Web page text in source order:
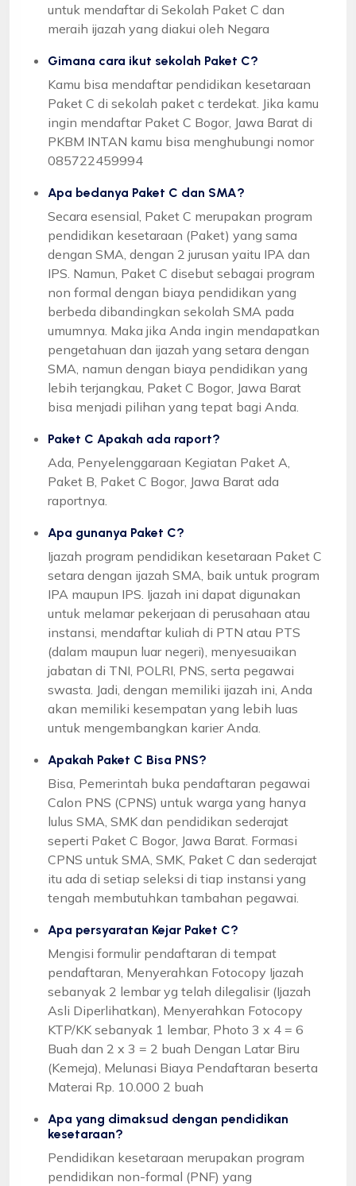
untuk mendaftar di Sekolah Paket C dan
meraih ijazah yang diakui oleh Negara
Gimana cara ikut sekolah Paket C?
Kamu bisa mendaftar pendidikan kesetaraan
Paket C di sekolah paket c terdekat. Jika kamu
ingin mendaftar Paket C Bogor, Jawa Barat di
PKBM INTAN kamu bisa menghubungi nomor
085722459994
Apa bedanya Paket C dan SMA?
Secara esensial, Paket C merupakan program
pendidikan kesetaraan (Paket) yang sama
dengan SMA, dengan 2 jurusan yaitu IPA dan
IPS. Namun, Paket C disebut sebagai program
non formal dengan biaya pendidikan yang
berbeda dibandingkan sekolah SMA pada
umumnya. Maka jika Anda ingin mendapatkan
pengetahuan dan ijazah yang setara dengan
SMA, namun dengan biaya pendidikan yang
lebih terjangkau, Paket C Bogor, Jawa Barat
bisa menjadi pilihan yang tepat bagi Anda.
Paket C Apakah ada raport?
Ada, Penyelenggaraan Kegiatan Paket A,
Paket B, Paket C Bogor, Jawa Barat ada
raportnya.
Apa gunanya Paket C?
Ijazah program pendidikan kesetaraan Paket C
setara dengan ijazah SMA, baik untuk program
IPA maupun IPS. Ijazah ini dapat digunakan
untuk melamar pekerjaan di perusahaan atau
instansi, mendaftar kuliah di PTN atau PTS
(dalam maupun luar negeri), menyesuaikan
jabatan di TNI, POLRI, PNS, serta pegawai
swasta. Jadi, dengan memiliki ijazah ini, Anda
akan memiliki kesempatan yang lebih luas
untuk mengembangkan karier Anda.
Apakah Paket C Bisa PNS?
Bisa, Pemerintah buka pendaftaran pegawai
Calon PNS (CPNS) untuk warga yang hanya
lulus SMA, SMK dan pendidikan sederajat
seperti Paket C Bogor, Jawa Barat. Formasi
CPNS untuk SMA, SMK, Paket C dan sederajat
itu ada di setiap seleksi di tiap instansi yang
tengah membutuhkan tambahan pegawai.
Apa persyaratan Kejar Paket C?
Mengisi formulir pendaftaran di tempat
pendaftaran, Menyerahkan Fotocopy Ijazah
sebanyak 2 lembar yg telah dilegalisir (Ijazah
Asli Diperlihatkan), Menyerahkan Fotocopy
KTP/KK sebanyak 1 lembar, Photo 3 x 4 = 6
Buah dan 2 x 3 = 2 buah Dengan Latar Biru
(Kemeja), Melunasi Biaya Pendaftaran beserta
Materai Rp. 10.000 2 buah
Apa yang dimaksud dengan pendidikan
kesetaraan?
Pendidikan kesetaraan merupakan program
pendidikan non-formal (PNF) yang